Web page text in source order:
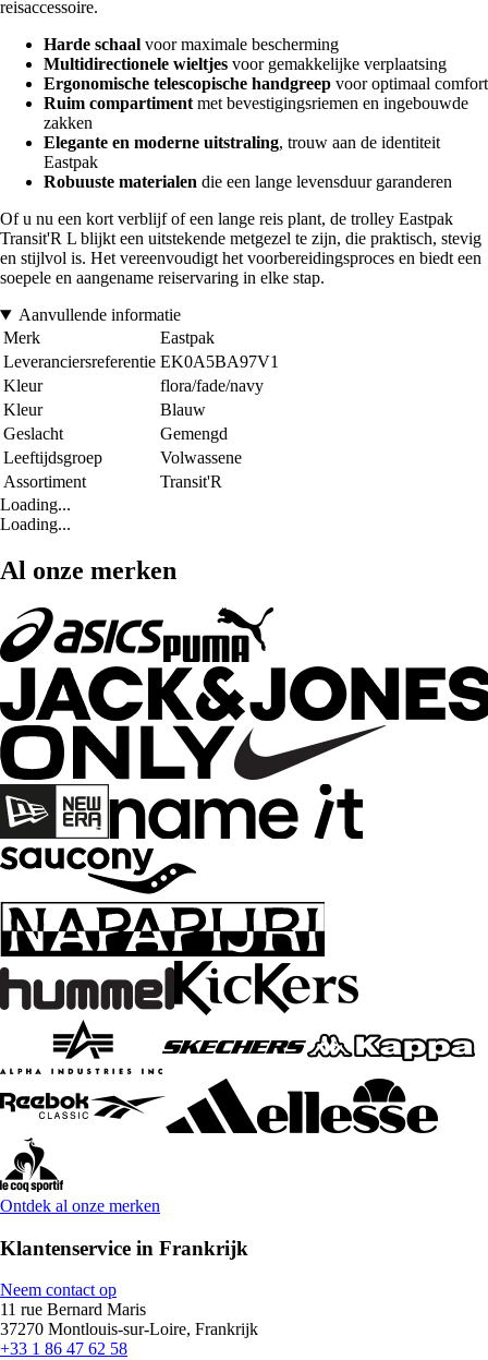
reisaccessoire.
Harde schaal voor maximale bescherming
Multidirectionele wieltjes voor gemakkelijke verplaatsing
Ergonomische telescopische handgreep voor optimaal comfort
Ruim compartiment met bevestigingsriemen en ingebouwde
zakken
Elegante en moderne uitstraling, trouw aan de identiteit
Eastpak
Robuuste materialen die een lange levensduur garanderen
Of u nu een kort verblijf of een lange reis plant, de trolley Eastpak
Transit'R L blijkt een uitstekende metgezel te zijn, die praktisch, stevig
en stijlvol is. Het vereenvoudigt het voorbereidingsproces en biedt een
soepele en aangename reiservaring in elke stap.
Aanvullende informatie
Merk
Eastpak
Leveranciersreferentie EK0A5BA97V1
Kleur
flora/fade/navy
Kleur
Blauw
Geslacht
Gemengd
Leeftijdsgroep
Volwassene
Assortiment
Transit'R
Loading...
Loading...
Al onze merken
Ontdek al onze merken
Klantenservice in Frankrijk
Neem contact op
11 rue Bernard Maris
37270 Montlouis-sur-Loire, Frankrijk
+33 1 86 47 62 58